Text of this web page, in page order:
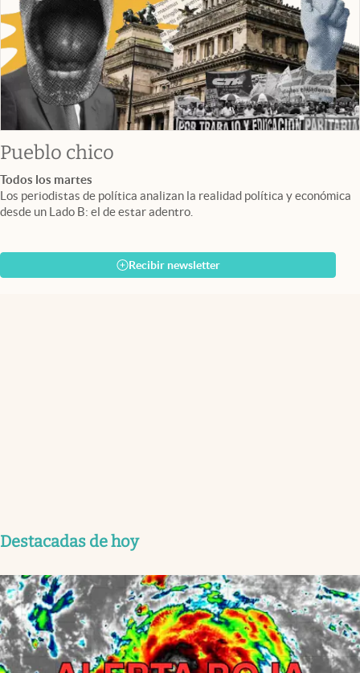
Pueblo chico
Todos los martes
Los periodistas de política analizan la realidad política y económica
desde un Lado B: el de estar adentro.
Recibir newsletter
Destacadas de hoy